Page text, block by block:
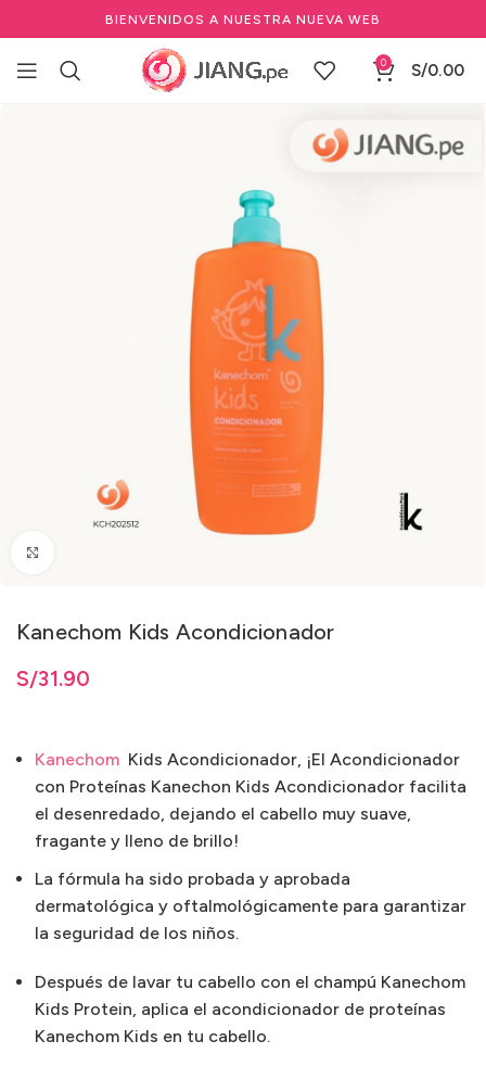
BIENVENIDOS A NUESTRA NUEVA WEB
0 S/0.00
Cuidado del cabello profesional
Kanechom Kids Acondicionador
S/31.90
Kanechom Kids Acondicionador, ¡El Acondicionador
con Proteínas Kanechon Kids Acondicionador facilita
el desenredado, dejando el cabello muy suave,
fragante y lleno de brillo!
La fórmula ha sido probada y aprobada
dermatológica y oftalmológicamente para garantizar
la seguridad de los niños.
Después de lavar tu cabello con el champú Kanechom
Kids Protein, aplica el acondicionador de proteínas
Kanechom Kids en tu cabello.